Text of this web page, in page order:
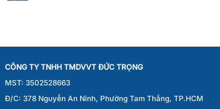
Phan
CÔNG TY TNHH TMDVVT ĐỨC TRỌNG
MST: 3502528663
Đ/C: 378 Nguyễn An Ninh, Phường Tam Thắng, TP.HCM